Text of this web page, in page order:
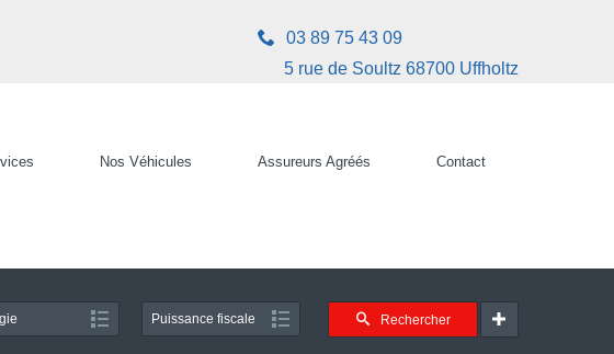
03 89 75 43 09
5 rue de Soultz 68700 Uffholtz
Nos Véhicules Assureurs Agréés Contact
Puissance fiscale Rechercher